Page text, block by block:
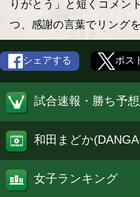
りがとう」と短くコメン
つ、感謝の言葉でリング
シェアする ポス
試合速報・勝ち予
和田まどか
女子ランキング